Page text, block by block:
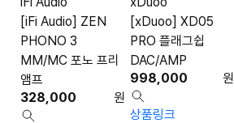
[iFi Audio] ZEN
PHONO 3
MM/MC 포노 프리
앰프
328,000
원
[xDuoo] XD05
PRO 플래그쉽
DAC/AMP
998,000
원
상품링크